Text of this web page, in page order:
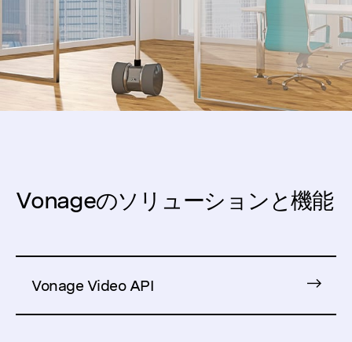
Vonageのソリューションと機能
Vonage Video API